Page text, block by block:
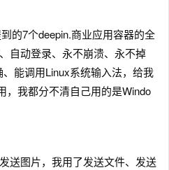
的7个deepin.商业应用容器的全
自动登录、永不崩溃、永不掉
能调用Linux系统输入法，给我
，我都分不清自己用的是Windo
送图片，我用了发送文件、发送